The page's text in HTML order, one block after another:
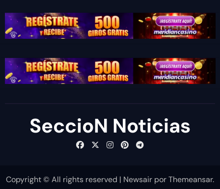
SeccioN Noticias
Copyright © All rights reserved | Newsair porThemeansar.